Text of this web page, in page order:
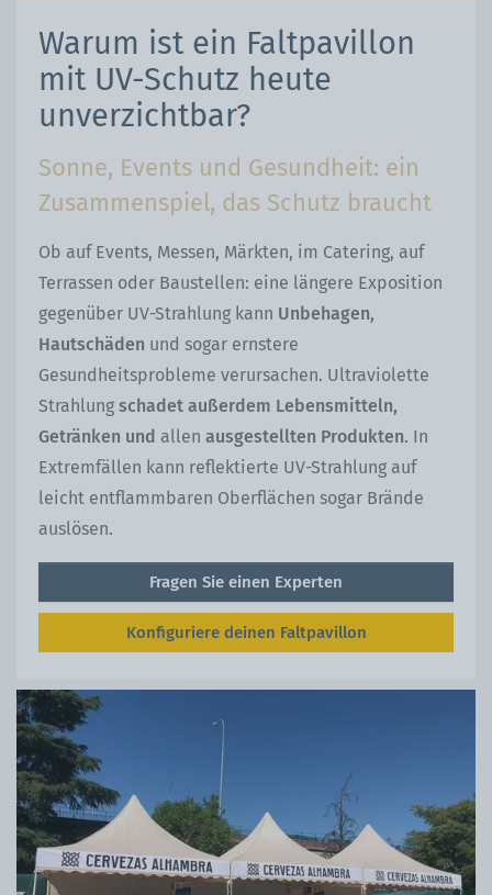
Warum ist ein Faltpavillon
mit UV-Schutz heute
unverzichtbar?
Sonne, Events und Gesundheit: ein
Zusammenspiel, das Schutz braucht
Ob auf Events, Messen, Märkten, im Catering, auf
Terrassen oder Baustellen: eine längere Exposition
gegenüber UV-Strahlung kann Unbehagen,
Hautschäden und sogar ernstere
Gesundheitsprobleme verursachen. Ultraviolette
Strahlung schadet außerdem Lebensmitteln,
Getränken und allen ausgestellten Produkten. In
Extremfällen kann reflektierte UV-Strahlung auf
leicht entflammbaren Oberflächen sogar Brände
auslösen.
Fragen Sie einen Experten
Konfiguriere deinen Faltpavillon